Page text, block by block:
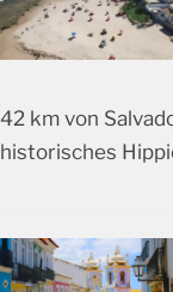
42 km von
historisches